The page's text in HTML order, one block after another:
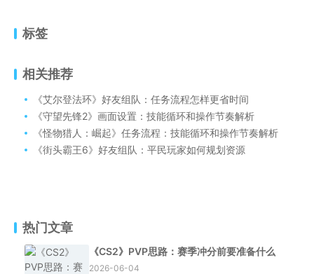
标签
相关推荐
《艾尔登法环》好友组队：任务流程怎样更省时间
《守望先锋2》画面设置：技能循环和操作节奏解析
《怪物猎人：崛起》任务流程：技能循环和操作节奏解析
《街头霸王6》好友组队：平民玩家如何规划资源
热门文章
《CS2》PVP思路：赛季冲分前要准备什么
2026-06-04